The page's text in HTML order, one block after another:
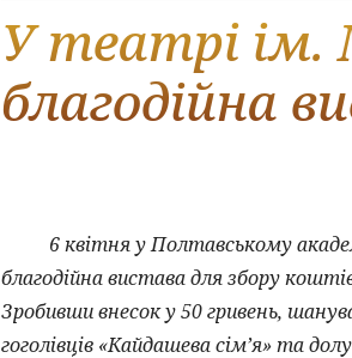
У театрі ім.
благодійна
6 квітня у Полтавському
благодійна вистава для збору
Зробивши внесок у 50 гривень,
гоголівців «Кайдашева сім’я» та